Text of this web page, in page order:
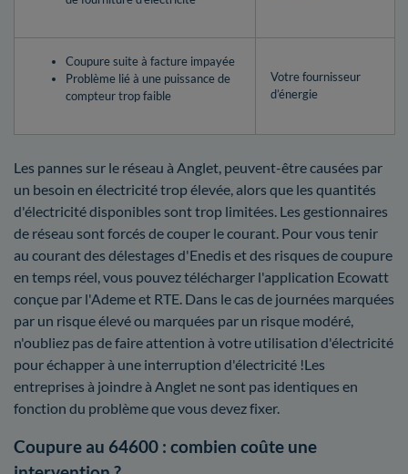
Coupure suite à facture impayée
Problème lié à une puissance de
compteur trop faible
Votre fournisseur
d’énergie
Les pannes sur le réseau à Anglet, peuvent-être causées par
un besoin en électricité trop élevée, alors que les quantités
d'électricité disponibles sont trop limitées. Les gestionnaires
de réseau sont forcés de couper le courant. Pour vous tenir
au courant des délestages d'Enedis et des risques de coupure
en temps réel, vous pouvez télécharger l'application Ecowatt
conçue par l'Ademe et RTE. Dans le cas de journées marquées
par un risque élevé ou marquées par un risque modéré,
n'oubliez pas de faire attention à votre utilisation d'électricité
pour échapper à une interruption d'électricité !Les
entreprises à joindre à Anglet ne sont pas identiques en
fonction du problème que vous devez fixer.
Coupure au 64600 : combien coûte une